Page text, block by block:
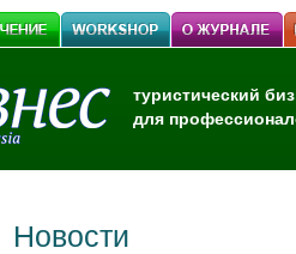
туристический
для
Новости